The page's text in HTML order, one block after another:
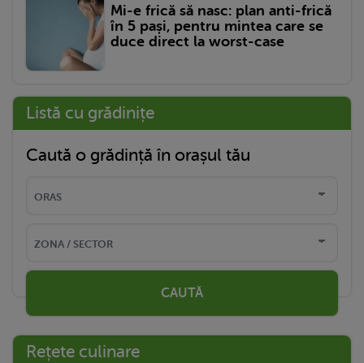
Mi-e frică să nasc: plan anti-frică
în 5 pași, pentru mintea care se
duce direct la worst-case
Listă cu grădinițe
Caută o grădință în orașul tău
CAUTĂ
Rețete culinare